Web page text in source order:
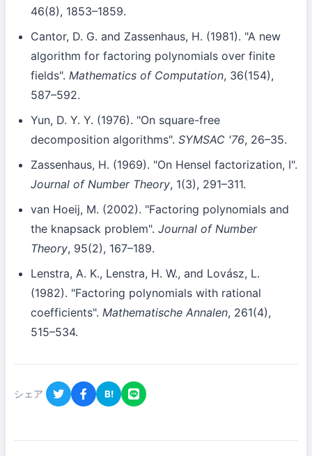
46(8), 1853–1859.
Cantor, D. G. and Zassenhaus, H. (1981). "A new
algorithm for factoring polynomials over finite
fields". Mathematics of Computation, 36(154),
587–592.
Yun, D. Y. Y. (1976). "On square-free
decomposition algorithms". SYMSAC '76, 26–35.
Zassenhaus, H. (1969). "On Hensel factorization, I".
Journal of Number Theory, 1(3), 291–311.
van Hoeij, M. (2002). "Factoring polynomials and
the knapsack problem". Journal of Number
Theory, 95(2), 167–189.
Lenstra, A. K., Lenstra, H. W., and Lovász, L.
(1982). "Factoring polynomials with rational
coefficients". Mathematische Annalen, 261(4),
515–534.
シェア B!